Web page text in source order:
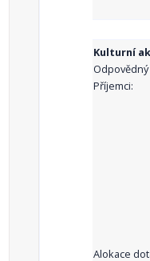
Kulturní
Příjemci:
Alokace